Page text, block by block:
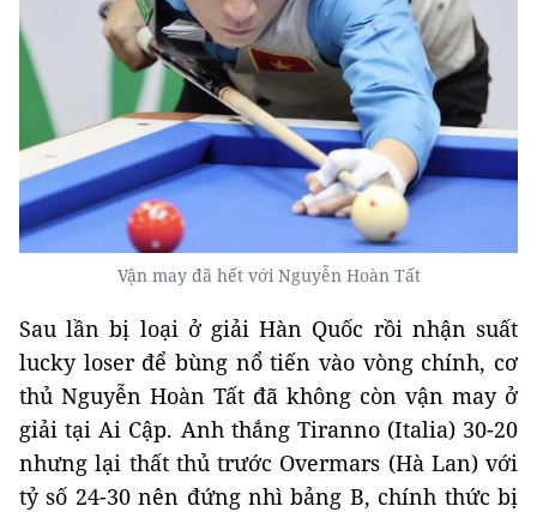
Vận may đã hết với Nguyễn Hoàn Tất
Sau lần bị loại ở giải Hàn Quốc rồi nhận suất
lucky loser để bùng nổ tiến vào vòng chính, cơ
thủ Nguyễn Hoàn Tất đã không còn vận may ở
giải tại Ai Cập. Anh thắng Tiranno (Italia) 30-20
nhưng lại thất thủ trước Overmars (Hà Lan) với
tỷ số 24-30 nên đứng nhì bảng B, chính thức bị